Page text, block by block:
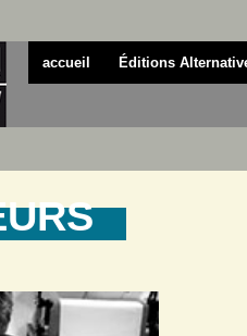
accueil Éditions